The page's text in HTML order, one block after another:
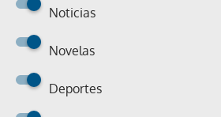
Noticias
Novelas
Deportes